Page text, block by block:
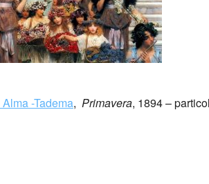
Alma -Tadema, Primavera, 1894 –